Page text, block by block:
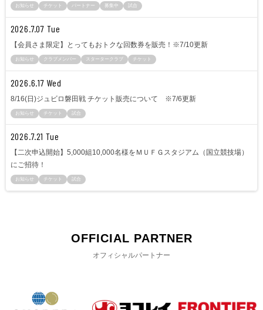
お知らせ チケット パートナー 募集中 試合
2026.7.07 Tue
【会員さま限定】とってもおトクな回数券を販売！※7/10更新
お知らせ クラブメンバー スタータークラブ チケット
2026.6.17 Wed
8/16(日)ジュビロ磐田戦 チケット販売について ※7/6更新
お知らせ チケット 試合
2026.7.21 Tue
【二次申込開始】5,000組10,000名様をＭＵＦＧスタジアム（国立競技場）
にご招待！
お知らせ チケット 試合
OFFICIAL PARTNER
オフィシャルパートナー